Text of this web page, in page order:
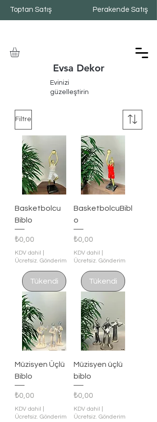
Toptan Satış Perakende Satış
Evsa Dekor
Evinizi
güzelleştirin
Filtre
Basketbolcu
Biblo
Fiyat
₺0,00
KDV dahil
Ücretsiz. Gönderim
Tükendi
BasketbolcuBibl
o
Fiyat
₺0,00
KDV dahil
Ücretsiz. Gönderim
Tükendi
Müzisyen Üçlü
Biblo
Fiyat
₺0,00
KDV dahil
Ücretsiz. Gönderim
Müzisyen üçlü
biblo
Fiyat
₺0,00
KDV dahil
Ücretsiz. Gönderim